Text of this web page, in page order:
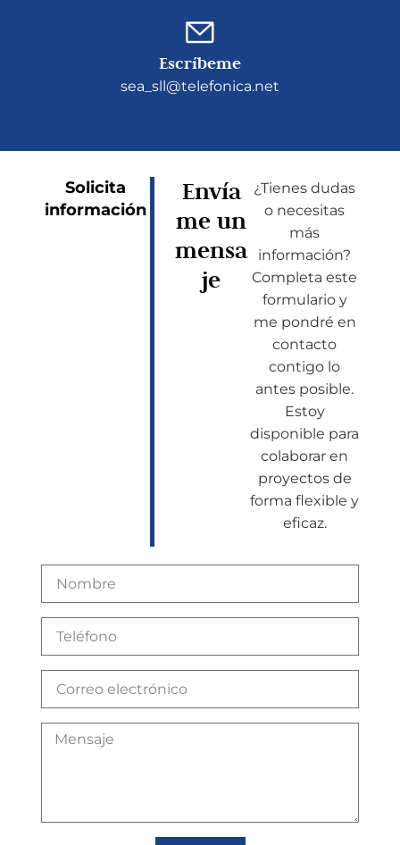
Escríbeme
sea_sll@telefonica.net
Solicita
información
Envía
me un
mensa
je
¿Tienes dudas
o necesitas
más
información?
Completa este
formulario y
me pondré en
contacto
contigo lo
antes posible.
Estoy
disponible para
colaborar en
proyectos de
forma flexible y
eficaz.